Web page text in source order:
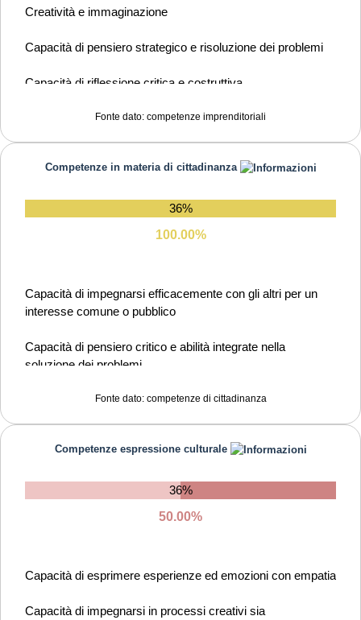
Creatività e immaginazione
Capacità di pensiero strategico e risoluzione dei problemi
Capacità di riflessione critica e costruttiva
Capacità di assumere l'iniziativa
sia in maniera autonoma
Capacità di comunicare e negoziare efficacemente con gli
Capacità di motivare gli altri e valorizzare le loro idee, di
Fonte dato: competenze imprenditoriali
Competenze in materia di cittadinanza
36%
100.00%
Capacità di impegnarsi efficacemente con gli altri per un
interesse comune o pubblico
Capacità di pensiero critico e abilità integrate nella
soluzione dei problemi
Fonte dato: competenze di cittadinanza
Competenze espressione culturale
36%
50.00%
Capacità di esprimere esperienze ed emozioni con empatia
Capacità di impegnarsi in processi creativi sia